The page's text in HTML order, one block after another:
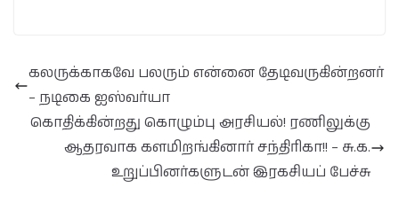
கலருக்காகவே பலரும் என்னை தேடிவருகின்றனர்
– நடிகை ஐஸ்வர்யா
கொதிக்கின்றது கொழும்பு அரசியல்! ரணிலுக்கு
ஆதரவாக களமிறங்கினார் சந்திரிகா!! – சு.க.
உறுப்பினர்களுடன் இரகசியப் பேச்சு